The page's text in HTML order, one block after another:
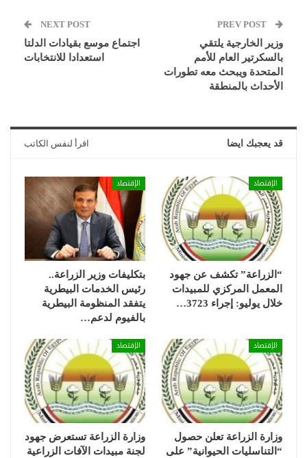
وزير الخارجية يلتقي
بالسكرتير العام للأمم
المتحدة ويبحث معه تطورات
الأحداث بالمنطقة
NEXT POST
اجتماع موسع بقيادات الدلتا
استعدادا للانتخابات
قد يعجبك ايضا اقرأ لنفس الكاتب
الإقتصاد
“الزراعة” تكشف عن جهود
المعمل المركزي للمبيدات
خلال يوليو: إجراء 3723…
الإقتصاد
بتكليفات وزير الزراعة..
رئيس الخدمات البيطرية
يتفقد المنظومة البيطرية
بالفيوم لدعم…
الإقتصاد
وزارة الزراعة تعلن حصول
“التناسليات الحيوانية” على
الإقتصاد
وزارة الزراعة تستعرض جهود
لجنة مبيدات الآفات الزراعية